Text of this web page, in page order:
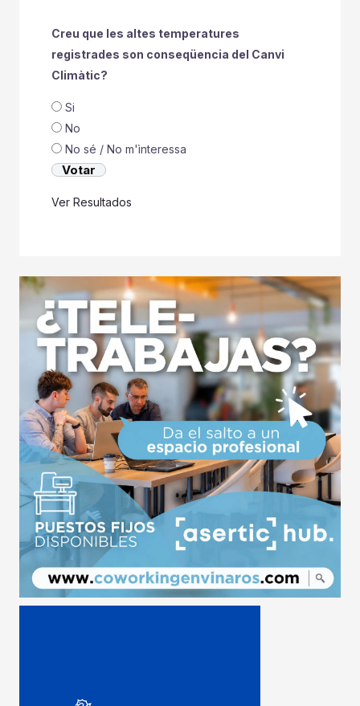
Creu que les altes temperatures
registrades son conseqüencia del Canvi
Climàtic?
Si
No
No sé / No m'ìnteressa
Ver Resultados